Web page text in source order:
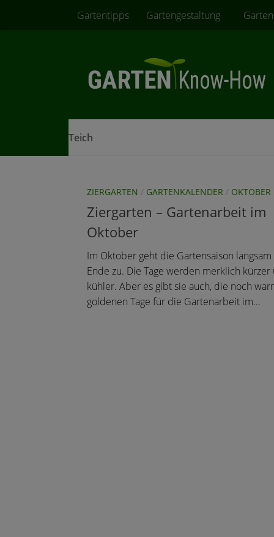
Zum Inhalt springen
Gartentipps Gartengestaltung
Teich
ZIERGARTEN / GARTENKALENDER / OKTOBER
Ziergarten – Gartenarbeit im
Oktober
Im Oktober geht die Gartensaison
Ende zu. Die Tage werden merklich kürzer
kühler. Aber es gibt sie auch, die noch
goldenen Tage für die Gartenarbeit im...